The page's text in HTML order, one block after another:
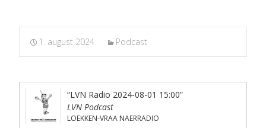
1. august 2024 Podcast
“LVN Radio 2024-08-01 15:00”
LVN Podcast
LOEKKEN-VRAA NAERRADIO